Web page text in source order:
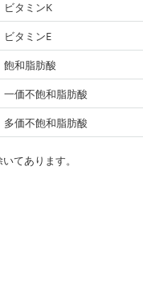
ビタミンK
ビタミンE
飽和脂肪酸
一価不飽和脂肪酸
多価不飽和脂肪酸
てあります。